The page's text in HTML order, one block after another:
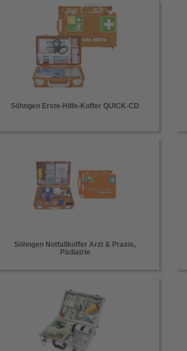
Söhngen Erste-Hilfe-Koffer QUICK-CD
Söhngen Notfallkoffer Arzt & Praxis,
Pädiatrie